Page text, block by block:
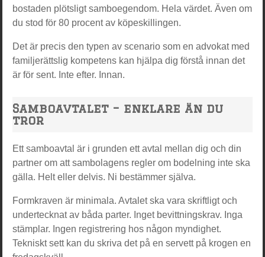
bostaden plötsligt samboegendom. Hela värdet. Även om
du stod för 80 procent av köpeskillingen.
Det är precis den typen av scenario som en advokat med
familjerättslig kompetens kan hjälpa dig förstå innan det
är för sent. Inte efter. Innan.
Samboavtalet – enklare än du
tror
Ett samboavtal är i grunden ett avtal mellan dig och din
partner om att sambolagens regler om bodelning inte ska
gälla. Helt eller delvis. Ni bestämmer själva.
Formkraven är minimala. Avtalet ska vara skriftligt och
undertecknat av båda parter. Inget bevittningskrav. Inga
stämplar. Ingen registrering hos någon myndighet.
Tekniskt sett kan du skriva det på en servett på krogen en